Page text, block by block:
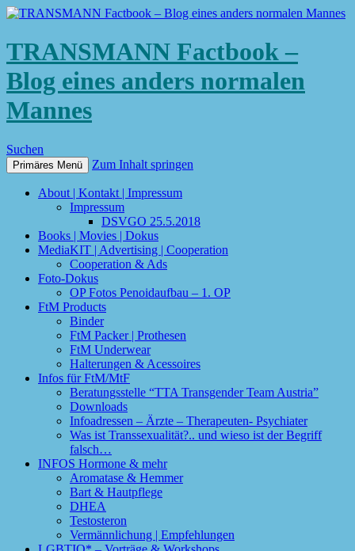
TRANSMANN Factbook –
Blog eines anders normalen
Mannes
Suchen
Primäres Menü Zum Inhalt springen
About | Kontakt | Impressum
Impressum
DSVGO 25.5.2018
Books | Movies | Dokus
MediaKIT | Advertising | Cooperation
Cooperation & Ads
Foto-Dokus
OP Fotos Penoidaufbau – 1. OP
FtM Products
Binder
FtM Packer | Prothesen
FtM Underwear
Halterungen & Acessoires
Infos für FtM/MtF
Beratungsstelle “TTA Transgender Team Austria”
Downloads
Infoadressen – Ärzte – Therapeuten- Psychiater
Was ist Transsexualität?.. und wieso ist der Begriff
falsch…
INFOS Hormone & mehr
Aromatase & Hemmer
Bart & Hautpflege
DHEA
Testosteron
Vermännlichung | Empfehlungen